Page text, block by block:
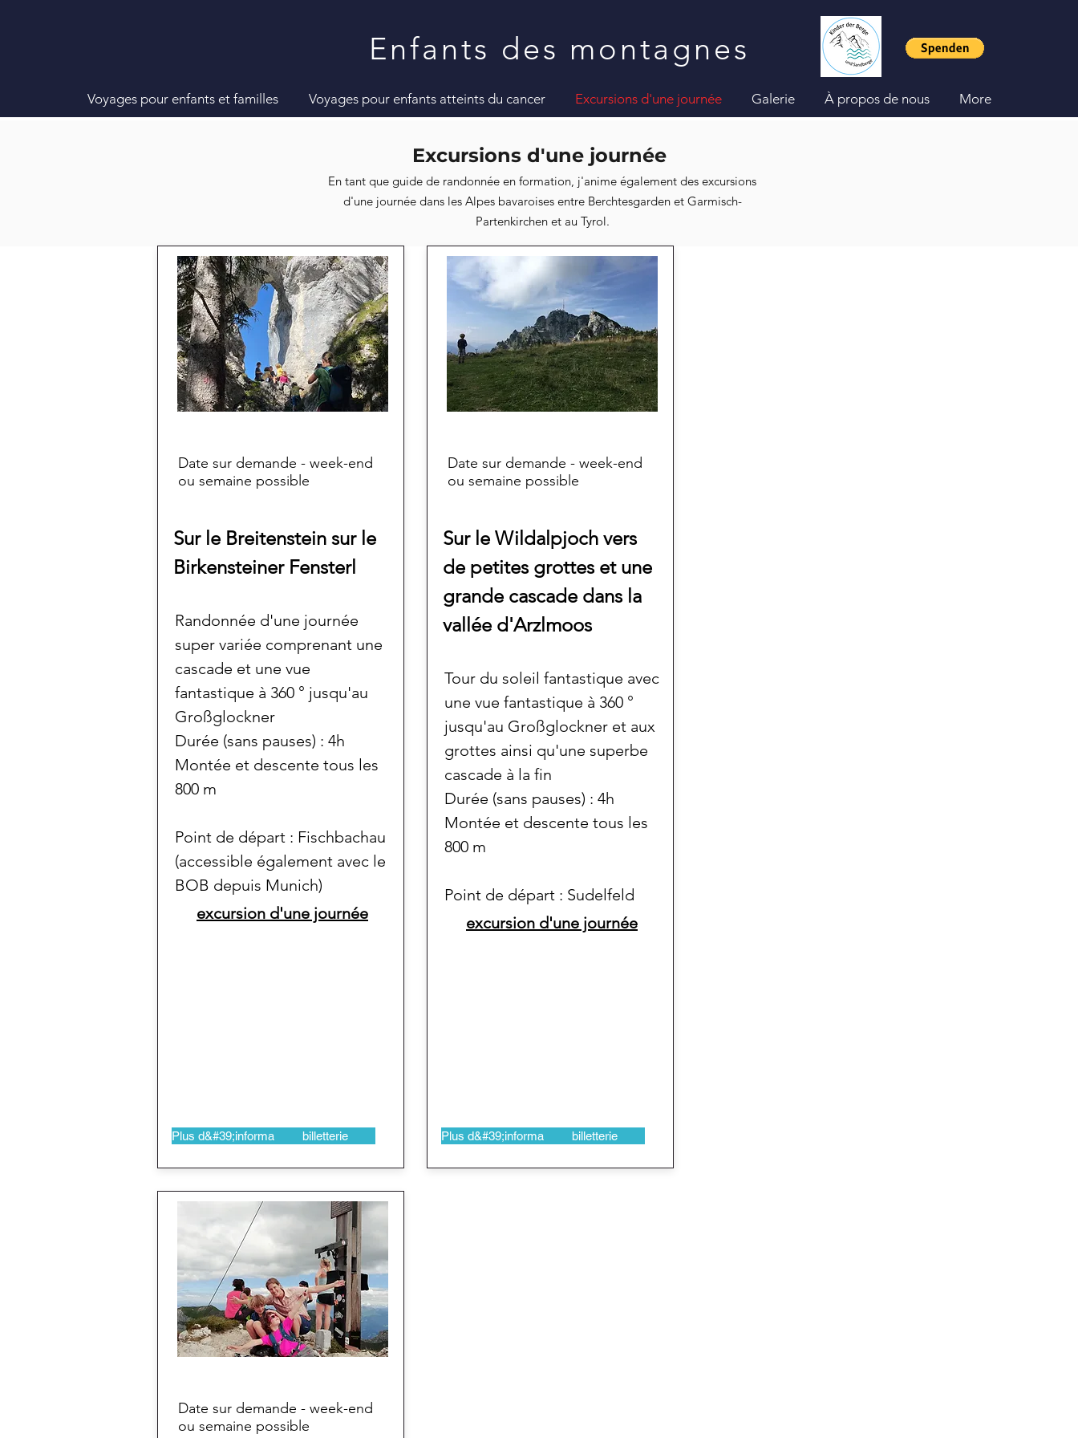
Enfants des montagnes
Voyages pour enfants et familles Voyages pour enfants atteints du cancer Excursions d'une journée Galerie À propos de nous More
Excursions d'une journée
En tant que guide de randonnée en formation, j'anime également des excursions
d'une journée dans les Alpes bavaroises entre Berchtesgarden et Garmisch-
Partenkirchen et au Tyrol.
Date sur demande - week-end
ou semaine possible
Sur le Breitenstein sur le
Birkensteiner Fensterl
Randonnée d'une journée
super variée comprenant une
cascade et une vue
fantastique à 360 ° jusqu'au
Großglockner
Durée (sans pauses) : 4h
Montée et descente tous les
800 m
Point de départ : Fischbachau
(accessible également avec le
BOB depuis Munich)
excursion d'une journée
Plus d&#39;informations billetterie
Date sur demande - week-end
ou semaine possible
Sur le Wildalpjoch vers
de petites grottes et une
grande cascade dans la
vallée d'Arzlmoos
Tour du soleil fantastique avec
une vue fantastique à 360 °
jusqu'au Großglockner et aux
grottes ainsi qu'une superbe
cascade à la fin
Durée (sans pauses) : 4h
Montée et descente tous les
800 m
Point de départ : Sudelfeld
excursion d'une journée
Plus d&#39;informations billetterie
Date sur demande - week-end
ou semaine possible